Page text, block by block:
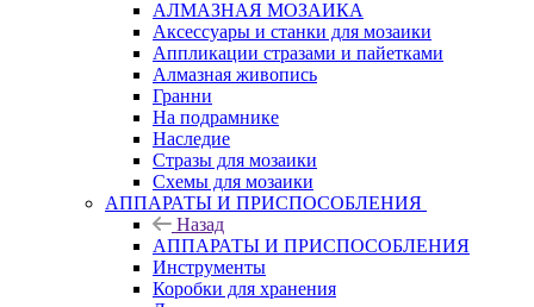
АЛМАЗНАЯ МОЗАИКА
Аксессуары и станки для мозаики
Аппликации стразами и пайетками
Алмазная живопись
Гранни
На подрамнике
Наследие
Стразы для мозаики
Схемы для мозаики
АППАРАТЫ И ПРИСПОСОБЛЕНИЯ
Назад
АППАРАТЫ И ПРИСПОСОБЛЕНИЯ
Инструменты
Коробки для хранения